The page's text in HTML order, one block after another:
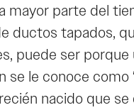
mayor parte del
ductos tapados,
puede ser
le conoce
nacido que